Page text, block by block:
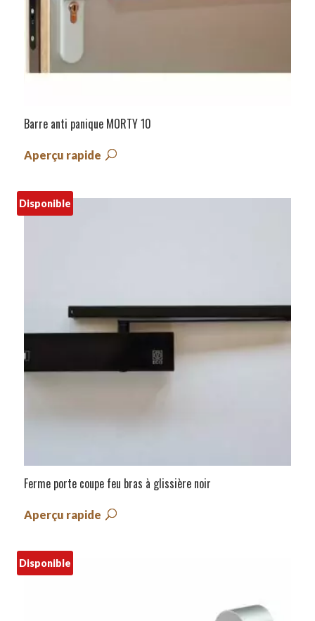
Barre anti panique MORTY 10
Aperçu rapide
Disponible
Ferme porte coupe feu bras à glissière noir
Aperçu rapide
Disponible